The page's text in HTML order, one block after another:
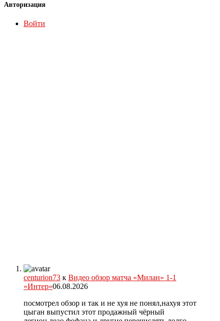
Авторизация
Войти
centurion73 к Видео обзор матча «Милан» 1-1
«Интер»06.08.2026
посмотрел обзор и так и не хуя не понял,нахуя этот
цыган выпустил этот продажный чёрный